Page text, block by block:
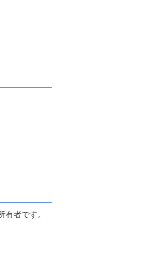
者です。